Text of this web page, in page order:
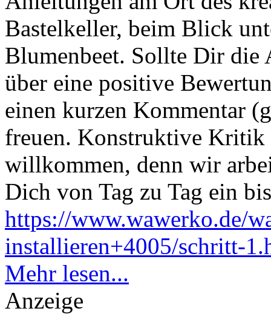
Bastelkeller, beim Blick
Blumenbeet. Sollte Dir die
über eine positive
einen kurzen Kommentar
freuen. Konstruktive Kritik
willkommen, denn wir
Dich von Tag zu Tag ein
https://www.wawerko.de/
installieren+4005/schritt-
Mehr lesen...
Anzeige